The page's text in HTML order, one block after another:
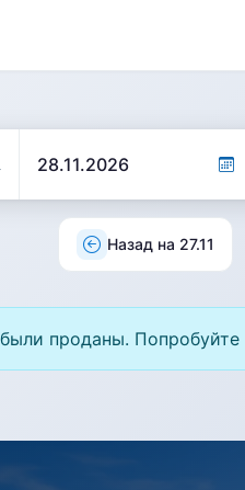
Назад на 27.11
проданы. Попробуйте